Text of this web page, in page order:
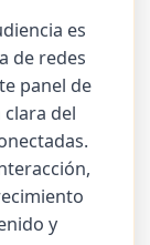
es
de redes
panel de
del
y